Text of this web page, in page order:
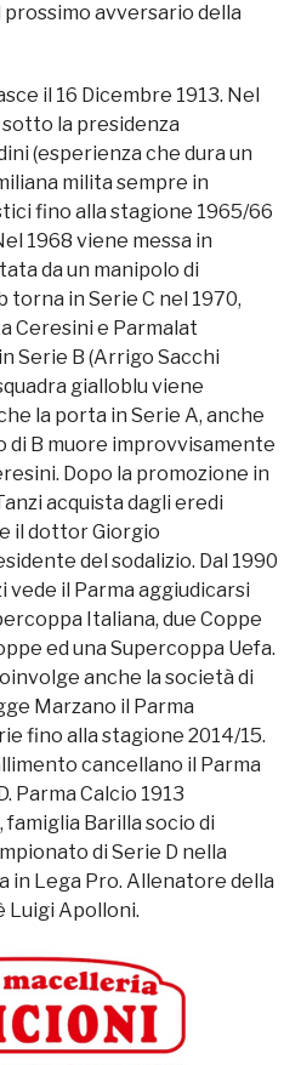
avversario della
il 16 Dicembre 1913. Nel
la presidenza
(esperienza che dura un
milita sempre in
fino alla stagione 1965/66
1968 viene messa in
da un manipolo di
torna in Serie C nel 1970,
Ceresini e Parmalat
Serie B (Arrigo Sacchi
gialloblu viene
la porta in Serie A, anche
di B muore improvvisamente
Dopo la promozione in
acquista dagli eredi
il dottor Giorgio
del sodalizio. Dal 1990
vede il Parma aggiudicarsi
Italiana, due Coppe
ed una Supercoppa Uefa.
anche la società di
Marzano il Parma
fino alla stagione 2014/15.
cancellano il Parma
Parma Calcio 1913
Barilla socio di
di Serie D nella
in Lega Pro. Allenatore della
Luigi Apolloni.